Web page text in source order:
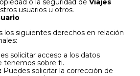
o la seguridad de Viajes
usuarios u otros.
los siguientes derechos en relación
solicitar acceso a los datos
tenemos sobre ti.
Puedes solicitar la corrección de